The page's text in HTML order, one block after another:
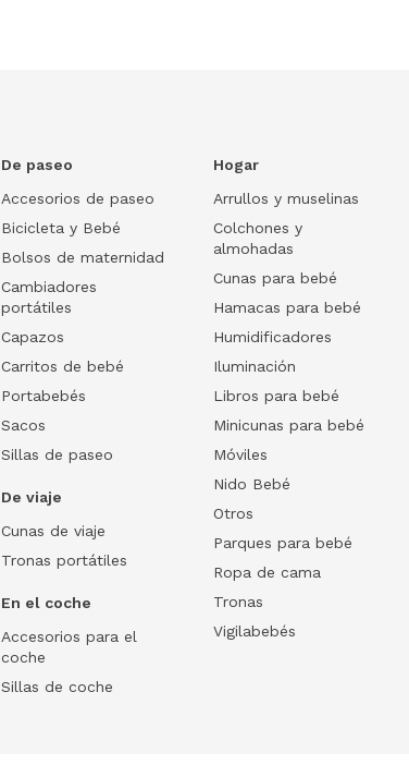
De paseo
Accesorios de paseo
Bicicleta y Bebé
Bolsos de maternidad
Cambiadores
portátiles
Capazos
Carritos de bebé
Portabebés
Sacos
Sillas de paseo
De viaje
Cunas de viaje
Tronas portátiles
En el coche
Accesorios para el
coche
Sillas de coche
Hogar
Arrullos y muselinas
Colchones y
almohadas
Cunas para bebé
Hamacas para bebé
Humidificadores
Iluminación
Libros para bebé
Minicunas para bebé
Móviles
Nido Bebé
Otros
Parques para bebé
Ropa de cama
Tronas
Vigilabebés